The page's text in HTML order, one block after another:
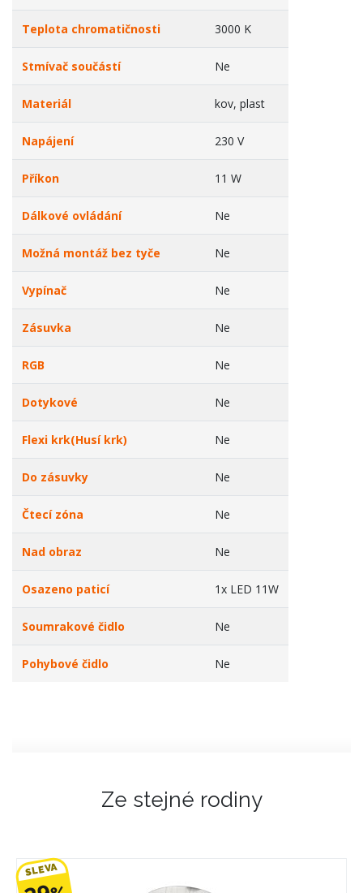
Teplota chromatičnosti 3000 K
Stmívač součástí Ne
Materiál kov, plast
Napájení 230 V
Příkon 11 W
Dálkové ovládání Ne
Možná montáž bez tyče Ne
Vypínač Ne
Zásuvka Ne
RGB Ne
Dotykové Ne
Flexi krk(Husí krk) Ne
Do zásuvky Ne
Čtecí zóna Ne
Nad obraz Ne
Osazeno paticí 1x LED 11W
Soumrakové čidlo Ne
Pohybové čidlo Ne
Ze stejné rodiny
SLEVA